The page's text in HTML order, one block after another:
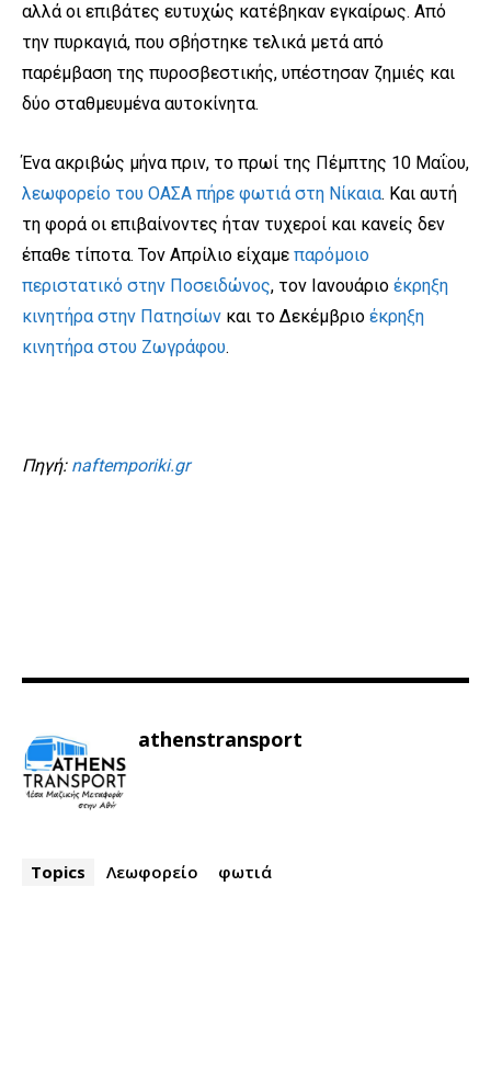
αλλά οι επιβάτες ευτυχώς κατέβηκαν εγκαίρως. Από
την πυρκαγιά, που σβήστηκε τελικά μετά από
παρέμβαση της πυροσβεστικής, υπέστησαν ζημιές και
δύο σταθμευμένα αυτοκίνητα.
Ένα ακριβώς μήνα πριν, το πρωί της Πέμπτης 10 Μαΐου,
λεωφορείο του ΟΑΣΑ πήρε φωτιά στη Νίκαια. Και αυτή
τη φορά οι επιβαίνοντες ήταν τυχεροί και κανείς δεν
έπαθε τίποτα. Τον Απρίλιο είχαμε παρόμοιο
περιστατικό στην Ποσειδώνος, τον Ιανουάριο έκρηξη
κινητήρα στην Πατησίων και το Δεκέμβριο έκρηξη
κινητήρα στου Ζωγράφου.
Πηγή: naftemporiki.gr
athenstransport
Topics Λεωφορείο φωτιά